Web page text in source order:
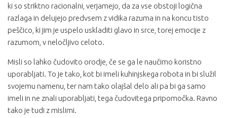
ki so striktno racionalni, verjamejo, da za vse obstoji logična
razlaga in delujejo predvsem z vidika razuma in na koncu tisto
peščico, ki jim je uspelo uskladiti glavo in srce, torej emocije z
razumom, v neločljivo celoto.
Misli so lahko čudovito orodje, če se ga le naučimo koristno
uporabljati. To je tako, kot bi imeli kuhinjskega robota in bi služil
svojemu namenu, ter nam tako olajšal delo ali pa bi ga samo
imeli in ne znali uporabljati, tega čudovitega pripomočka. Ravno
tako je tudi z mislimi.